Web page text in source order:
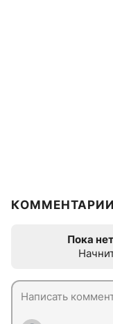
КОММЕНТАРИИ
Пока